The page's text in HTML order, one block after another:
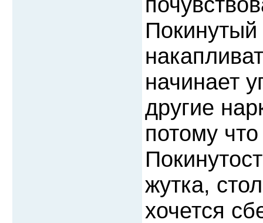
Покинутый
начинает
другие
потому
жутка,
хочется